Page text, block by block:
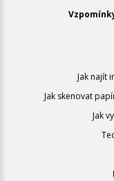
Jak najít
Jak skenovat
Jak